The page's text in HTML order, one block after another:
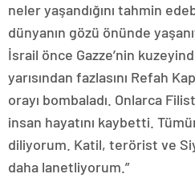
neler yaşandığını tahmin
dünyanın gözü önünde
İsrail önce Gazze’nin
yarısından fazlasını Refah
orayı bombaladı. Onlarca
insan hayatını kaybetti.
diliyorum. Katil, terörist ve
daha lanetliyorum.”